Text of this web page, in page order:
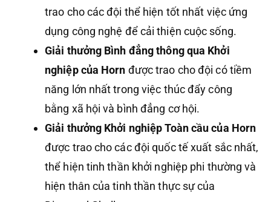
trao cho các đội thể hiện tốt nhất việc ứng
dụng công nghệ để cải thiện cuộc sống.
Giải thưởng Bình đẳng thông qua Khởi
nghiệp của Horn được trao cho đội có tiềm
năng lớn nhất trong việc thúc đẩy công
bằng xã hội và bình đẳng cơ hội.
Giải thưởng Khởi nghiệp Toàn cầu của Horn
được trao cho các đội quốc tế xuất sắc nhất,
thể hiện tinh thần khởi nghiệp phi thường và
hiện thân của tinh thần thực sự của